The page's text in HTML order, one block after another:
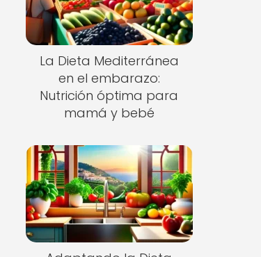
La Dieta Mediterránea
en el embarazo:
Nutrición óptima para
mamá y bebé